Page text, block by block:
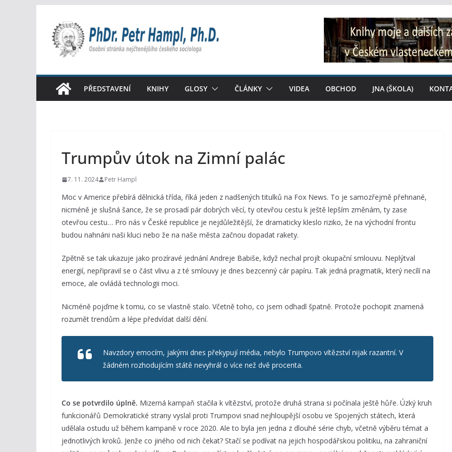
obsah
PŘEDSTAVENÍ KNIHY GLOSY ČLÁNKY VIDEA OBCHOD JNA (ŠKOLA)
Trumpův útok na Zimní palác
7. 11. 2024 Petr Hampl
Moc v Americe přebírá dělnická třída, říká jeden z nadšených titulků na Fox News. To je samozřejmě přehnané,
nicméně je slušná šance, že se prosadí pár dobrých věcí, ty otevřou cestu k ještě lepším změnám, ty zase
otevřou cestu… Pro nás v České republice je nejdůležitější, že dramaticky kleslo riziko, že na východní frontu
budou nahnáni naši kluci nebo že na naše města začnou dopadat rakety.
Zpětně se tak ukazuje jako prozíravé jednání Andreje Babiše, když nechal projít okupační smlouvu. Neplýtval
energií, nepřipravil se o část vlivu a z té smlouvy je dnes bezcenný cár papíru. Tak jedná pragmatik, který necílí na
emoce, ale ovládá technologii moci.
Nicméně pojďme k tomu, co se vlastně stalo. Včetně toho, co jsem odhadl špatně. Protože pochopit znamená
rozumět trendům a lépe předvídat další dění.
Navzdory emocím, jakými dnes překypují média, nebylo Trumpovo vítězství nijak razantní. V
žádném rozhodujícím státě nevyhrál o více než dvě procenta.
Co se potvrdilo úplně. Mizerná kampaň stačila k vítězství, protože druhá strana si počínala ještě hůře. Úzký kruh
funkcionářů Demokratické strany vyslal proti Trumpovi snad nejhloupější osobu ve Spojených státech, která
udělala ostudu už během kampaně v roce 2020. Ale to byla jen jedna z dlouhé série chyb, včetně výběru témat a
jednotlivých kroků. Jenže co jiného od nich čekat? Stačí se podívat na jejich hospodářskou politiku, na zahraniční